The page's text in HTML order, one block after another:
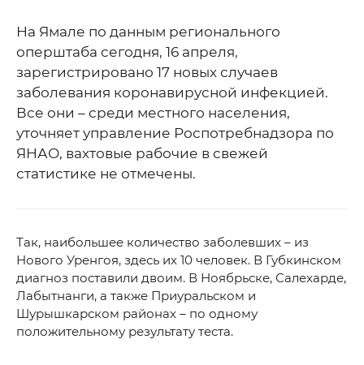
На Ямале по данным регионального
оперштаба сегодня, 16 апреля,
зарегистрировано 17 новых случаев
заболевания коронавирусной инфекцией.
Все они – среди местного населения,
уточняет управление Роспотребнадзора по
ЯНАО, вахтовые рабочие в свежей
статистике не отмечены.
Так, наибольшее количество заболевших – из
Нового Уренгоя, здесь их 10 человек. В Губкинском
диагноз поставили двоим. В Ноябрьске, Салехарде,
Лабытнанги, а также Приуральском и
Шурышкарском районах – по одному
положительному результату теста.